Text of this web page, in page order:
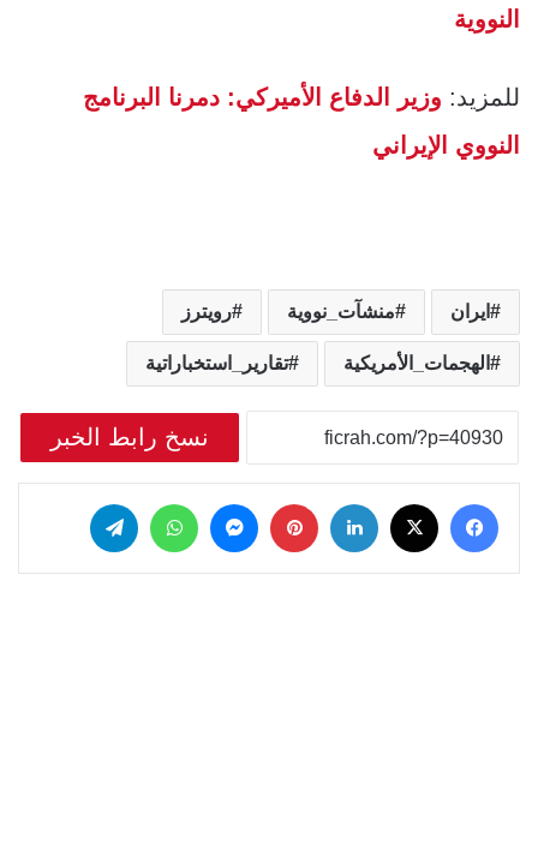
النووية
للمزيد: وزير الدفاع الأميركي: دمرنا البرنامج
النووي الإيراني
ايران منشآت_نووية رويترز
الهجمات_الأمريكية تقارير_استخباراتية
نسخ رابط الخبر
فيسبوك لينكدإن بينتيريست
ماسنجر واتساب